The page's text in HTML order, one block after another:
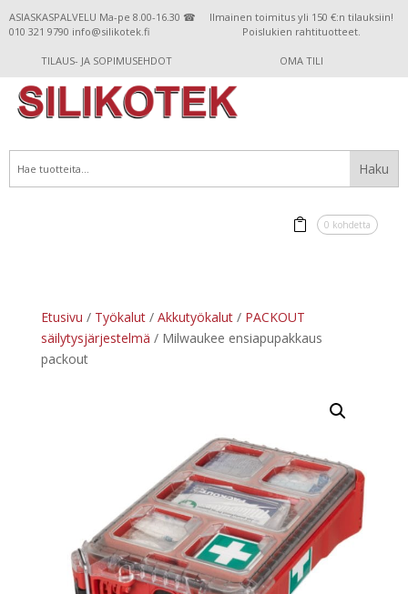
ASIASKASPALVELU Ma-pe 8.00-16.30 ☎
010 321 9790 info@silikotek.fi
Ilmainen toimitus yli 150 €:n tilauksiin!
Poislukien rahtituotteet.
TILAUS- JA SOPIMUSEHDOT OMA TILI
0 kohdetta
Etusivu / Työkalut/ Akkutyökalut/ PACKOUT
säilytysjärjestelmä / Milwaukee ensiapupakkaus
packout